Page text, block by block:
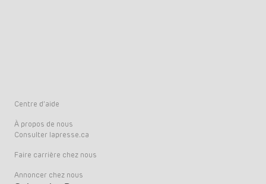
Centre d’aide
À propos de nous
Consulter lapresse.ca
Faire carrière chez nous
Annoncer chez nous